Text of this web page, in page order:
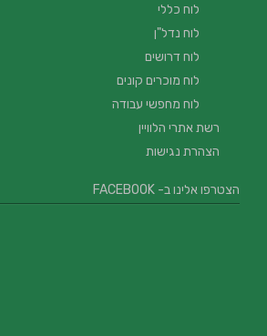
לוח כללי
לוח נדל"ן
לוח דרושים
לוח מוכרים קונים
לוח מחפשי עבודה
רשת אתרי הלוויין
הצהרת נגישות
הצטרפו אלינו ב- FACEBOOK